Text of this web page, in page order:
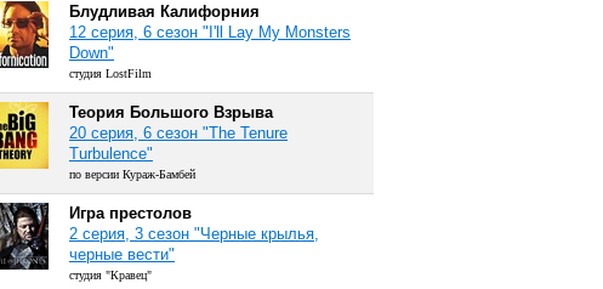
Блудливая Калифорния
12 серия, 6 сезон "I'll Lay My Monsters
Down"
студия LostFilm
Теория Большого Взрыва
20 серия, 6 сезон "The Tenure
Turbulence"
по версии Кураж-Бамбей
Игра престолов
2 серия, 3 сезон "Черные крылья,
черные вести"
студия "Кравец"